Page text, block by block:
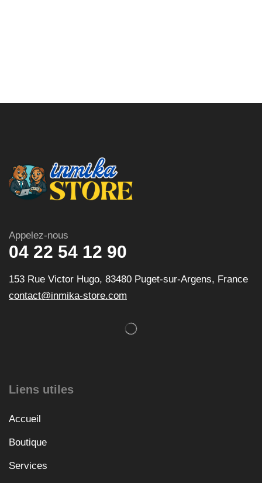
Appelez-nous
04 22 54 12 90
153 Rue Victor Hugo, 83480 Puget-sur-Argens, France
contact@inmika-store.com
Liens utiles
Accueil
Boutique
Services